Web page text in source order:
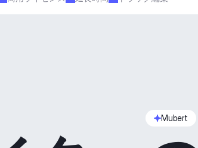
Mubert